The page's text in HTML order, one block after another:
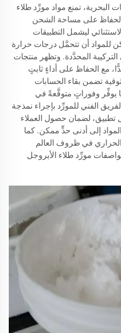
البحرية، تمنع مواد مورِّد طلاء
الحفاظ على مساحة الشحن
ليشمل التطبيقات
للمواد أن تتحمَّل درجات حرارة
اعتمادًا على التركيبة المحدَّدة. وتظهر منتجات
مع الحفاظ على أداءٍ ثابتٍ
تضمن بقاء الحسابات
يوفِّر وفوراتٍ متوقَّعةً في
الفني للمورِّد بإجراء نمذجة
تطبيق، لضمان حصول العملاء
إلى أدنى حدٍّ ممكن. كما
الحراري في ظروف العالم
مورِّد طلاء الأيروجل